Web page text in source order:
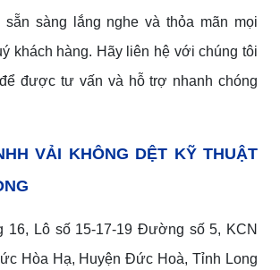
sẵn sàng lắng nghe và thỏa mãn mọi
khách hàng. Hãy liên hệ với chúng tôi
được tư vấn và hỗ trợ nhanh chóng
VẢI KHÔNG DỆT KỸ THUẬT
16, Lô số 15-17-19 Đường số 5, KCN
Hòa Hạ, Huyện Đức Hoà, Tỉnh Long